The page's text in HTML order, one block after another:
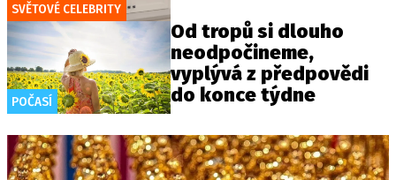
SVĚTOVÉ CELEBRITY
POČASÍ
Od tropů si dlouho
neodpočineme,
vyplývá z předpovědi
do konce týdne